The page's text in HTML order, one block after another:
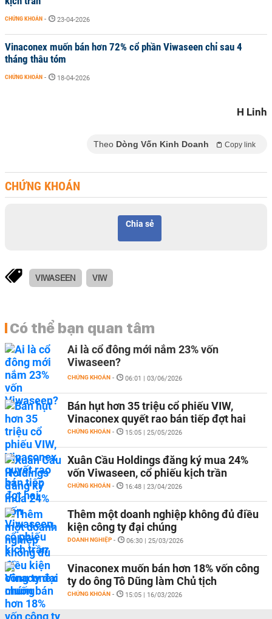
CHỨNG KHOÁN - 23-04-2026
Vinaconex muốn bán hơn 72% cổ phần Viwaseen chỉ sau 4
tháng thâu tóm
CHỨNG KHOÁN - 18-04-2026
H Linh
Theo Dòng Vốn Kinh Doanh Copy link
CHỨNG KHOÁN
Chia sẻ
VIWASEEN VIW
Có thể bạn quan tâm
Ai là cổ đông mới nắm 23% vốn
Viwaseen?
CHỨNG KHOÁN - 06:01 | 03/06/2026
Bán hụt hơn 35 triệu cổ phiếu VIW,
Vinaconex quyết rao bán tiếp đợt hai
CHỨNG KHOÁN - 15:05 | 25/05/2026
Xuân Cầu Holdings đăng ký mua 24%
vốn Viwaseen, cổ phiếu kịch trần
CHỨNG KHOÁN - 16:48 | 23/04/2026
Thêm một doanh nghiệp không đủ điều
kiện công ty đại chúng
DOANH NGHIỆP - 06:30 | 25/03/2026
Vinaconex muốn bán hơn 18% vốn công
ty do ông Tô Dũng làm Chủ tịch
CHỨNG KHOÁN - 15:05 | 16/03/2026